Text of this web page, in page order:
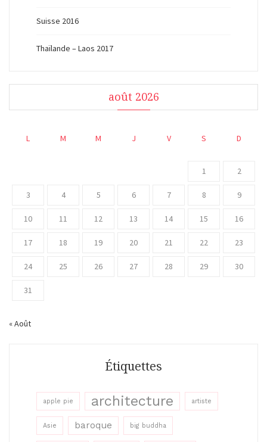
Suisse 2016
Thaïlande – Laos 2017
août 2026
L M M J V S D
1 2
3 4 5 6 7 8 9
10 11 12 13 14 15 16
17 18 19 20 21 22 23
24 25 26 27 28 29 30
31
« Août
Étiquettes
apple pie architecture artiste
Asie baroque big buddha